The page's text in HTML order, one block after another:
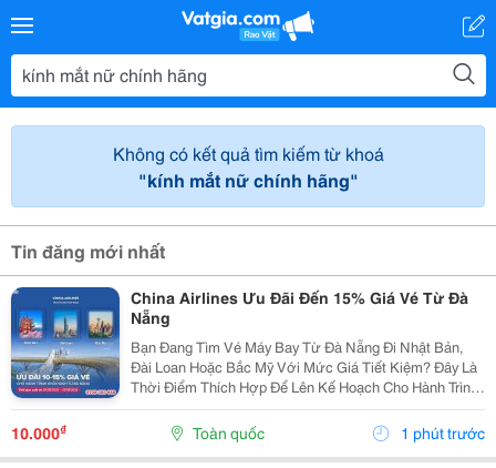
Không có kết quả tìm kiếm từ khoá
"kính mắt nữ chính hãng"
Tin đăng mới nhất
China Airlines Ưu Đãi Đến 15% Giá Vé Từ Đà
Nẵng
Bạn Đang Tìm Vé Máy Bay Từ Đà Nẵng Đi Nhật Bản,
Đài Loan Hoặc Bắc Mỹ Với Mức Giá Tiết Kiệm? Đây Là
Thời Điểm Thích Hợp Để Lên Kế Hoạch Cho Hành Trình
Cuối Năm Và Đầu Năm 2027. China Airlines Ưu Đãi Đến
15% Giá Vé Từ Đà Nẵng Cho Nhiều Điểm Đến Quốc
10.000₫ Toàn quốc 1 phút trước